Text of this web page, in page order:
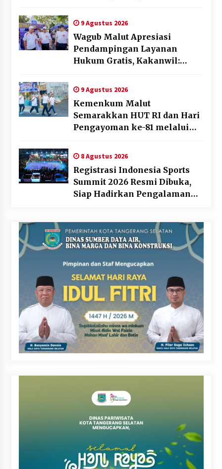
9 Agustus 2026
Wagub Malut Apresiasi
Pendampingan Layanan
Hukum Gratis, Kakanwil:
Kini Rp0
9 Agustus 2026
Kemenkum Malut
Semarakkan HUT RI dan Hari
Pengayoman ke-81 melalui
8 Agustus 2026
Registrasi Indonesia Sports
Summit 2026 Resmi Dibuka,
Siap Hadirkan Pengalaman